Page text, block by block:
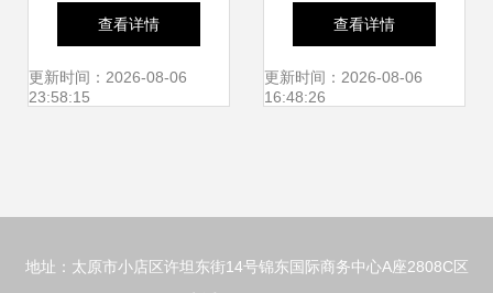
品工厂已注销
查看详情
更新时间：2026-08-06
23:58:15
厂的精细化之路 品
质与创新的融合
查看详情
更新时间：2026-08-06
16:48:26
地址：太原市小店区许坦东街14号锦东国际商务中心A座2808C区